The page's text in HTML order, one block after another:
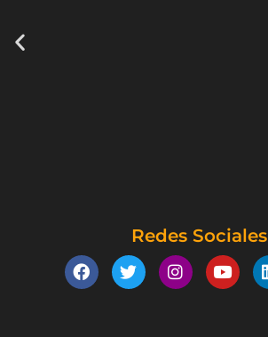
Redes Sociales